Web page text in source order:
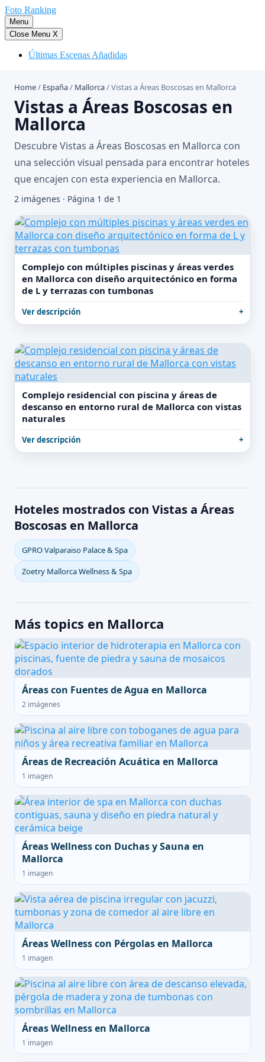
Saltar
al
contenido
Foto Ranking
Menu
Close Menu X
Últimas Escenas Añadidas
Home/ España/ Mallorca/Vistas a Áreas Boscosas en Mallorca
Vistas a Áreas Boscosas en
Mallorca
Descubre Vistas a Áreas Boscosas en Mallorca con
una selección visual pensada para encontrar hoteles
que encajen con esta experiencia en Mallorca.
2 imágenes · Página 1 de 1
Complejo con múltiples piscinas y áreas verdes
en Mallorca con diseño arquitectónico en forma
de L y terrazas con tumbonas
Ver descripción
Complejo residencial con piscina y áreas de
descanso en entorno rural de Mallorca con vistas
naturales
Ver descripción
Hoteles mostrados con Vistas a Áreas
Boscosas en Mallorca
GPRO Valparaiso Palace & Spa
Zoetry Mallorca Wellness & Spa
Más topics en Mallorca
Áreas con Fuentes de Agua en Mallorca
2 imágenes
Áreas de Recreación Acuática en Mallorca
1 imagen
Áreas Wellness con Duchas y Sauna en
Mallorca
1 imagen
Áreas Wellness con Pérgolas en Mallorca
1 imagen
Áreas Wellness en Mallorca
1 imagen